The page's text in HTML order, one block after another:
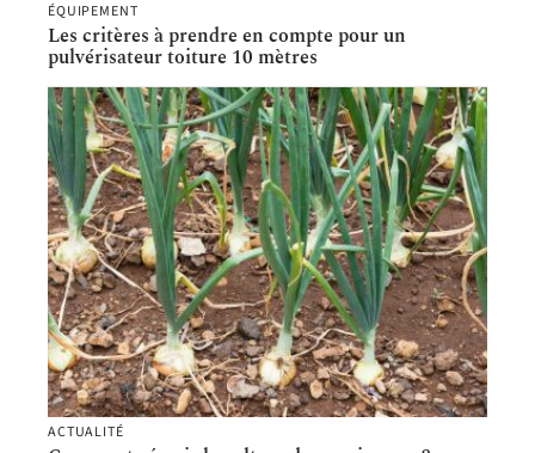
ÉQUIPEMENT
Les critères à prendre en compte pour un
pulvérisateur toiture 10 mètres
ACTUALITÉ